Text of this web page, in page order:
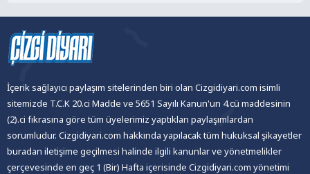
İçerik sağlayıcı paylaşım sitelerinden biri olan Cizgidiyari.com isimli
sitemizde T.C.K 20.ci Madde ve 5651 Sayılı Kanun'un 4.cü maddesinin
(2).ci fıkrasına göre tüm üyelerimiz yaptıkları paylaşımlardan
sorumludur. Cizgidiyari.com hakkında yapılacak tüm hukuksal şikayetler
buradan iletişime geçilmesi halinde ilgili kanunlar ve yönetmelikler
çerçevesinde en geç 1 (Bir) Hafta içerisinde Cizgidiyari.com yönetimi